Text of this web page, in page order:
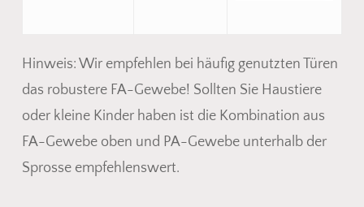
Hinweis: Wir empfehlen bei häufig genutzten Türen
das robustere FA-Gewebe! Sollten Sie Haustiere
oder kleine Kinder haben ist die Kombination aus
FA-Gewebe oben und PA-Gewebe unterhalb der
Sprosse empfehlenswert.